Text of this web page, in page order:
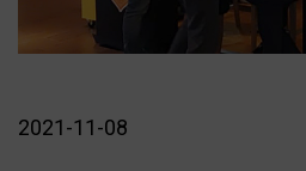
Press kit
Contactos
2021-11-08